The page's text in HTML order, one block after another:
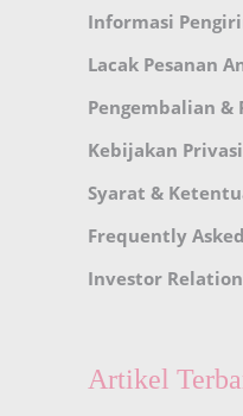
Informasi
Lacak Pesanan
Pengembalian &
Kebijakan
Syarat &
Frequently
Investor Relation
Artikel